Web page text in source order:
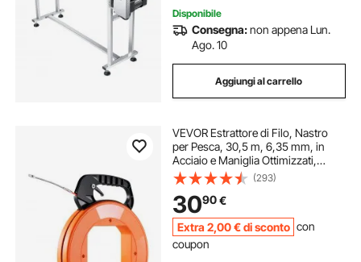
Disponibile
Consegna:non appena Lun.
Ago. 10
Aggiungi al carrello
VEVOR Estrattore di Filo, Nastro
per Pesca, 30,5 m, 6,35 mm, in
Acciaio e Maniglia Ottimizzati,
Strumento di Estrazione Filo, Pesca
Tape Strumenti e Condotti Elettrici
Non Conduttivo
(293)
3090€
Extra 2,00 €di sconto con
coupon